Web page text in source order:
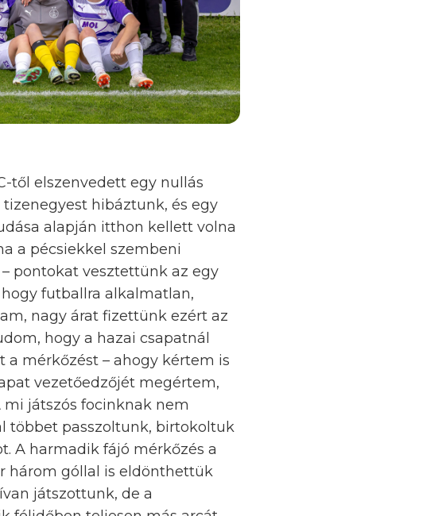
től elszenvedett egy nullás
hibáztunk, és egy
alapján itthon kellett volna
a pécsiekkel szembeni
pontokat vesztettünk az egy
futballra alkalmatlan,
nagy árat fizettünk ezért az
hogy a hazai csapatnál
mérkőzést – ahogy kértem is
vezetőedzőjét megértem,
játszós focinknak nem
többet passzoltunk, birtokoltuk
A harmadik fájó mérkőzés a
három góllal is eldönthettük
játszottunk, de a